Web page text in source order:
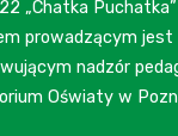
„Chatka
prowadzącym
nadzór
Oświaty w